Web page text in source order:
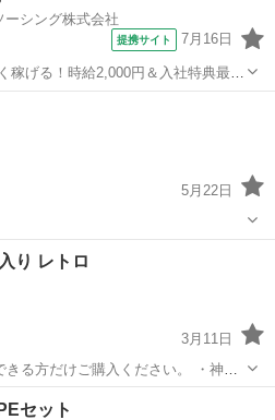
ーシング株式会社
提携サイト 7月16日
稼げる！時給2,000円＆入社特典最大
品付き／土日休み／未経験OK＆研修
5月22日
望遠鏡、顕微鏡
り レトロ
3月11日
望遠鏡、顕微鏡
セット